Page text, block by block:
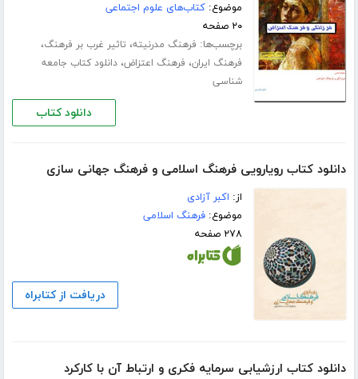
موضوع:کتاب‌های علوم اجتماعی
۲۰ صفحه
برچسب‌ها: فرهنگ مدرنیته، تاثیر غرب بر فرهنگ،
فرهنگ ایران، فرهنگ اعتزاض،دانلود کتاب جامعه
شناسی
دانلود کتاب
دانلود کتاب رویارویی فرهنگ اسلامی و فرهنگ جهانی سازی
از: اکبر آزادی
موضوع:فرهنگ اسلامی
۲۷۸ صفحه
دریافت از کتابراه
دانلود کتاب ارزشیابی سرمایه فکری و ارتباط آن با کارکرد